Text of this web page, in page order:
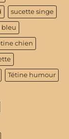
sucette singe
bleu
chien
Tétine humour